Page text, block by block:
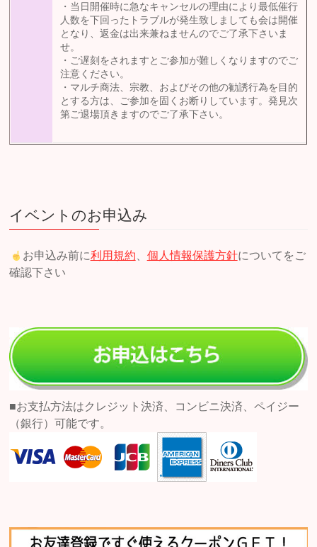
・当日開催時に急なキャンセルの理由により最低催行
人数を下回ったトラブルが発生致しましても会は開催
となり、返金は出来兼ねませんのでご了承下さいま
せ。
・ご遅刻をされますとご参加が難しくなりますのでご
注意ください。
・マルチ商法、宗教、およびその他の勧誘行為を目的
とする方は、ご参加を固くお断りしています。発見次
第ご退場頂きますのでご了承下さい。
イベントのお申込み
お申込み前に利用規約 個人情報保護方針についてをご
確認下さい
■お支払方法はクレジット決済、コンビニ決済、ペイジー
（銀行）可能です。